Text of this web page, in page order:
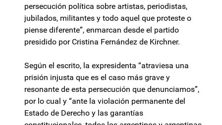
persecución política sobre artistas, periodistas,
jubilados, militantes y todo aquel que proteste o
piense diferente”, enmarcan desde el partido
presidido por Cristina Fernández de Kirchner.
Según el escrito, la expresidenta “atraviesa una
prisión injusta que es el caso más grave y
resonante de esta persecución que denunciamos”,
por lo cual y “ante la violación permanente del
Estado de Derecho y las garantías